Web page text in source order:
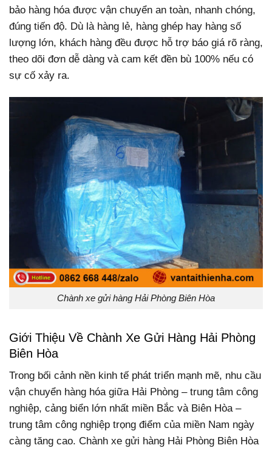
bảo hàng hóa được vận chuyển an toàn, nhanh chóng,
đúng tiến độ. Dù là hàng lẻ, hàng ghép hay hàng số
lượng lớn, khách hàng đều được hỗ trợ báo giá rõ ràng,
theo dõi đơn dễ dàng và cam kết đền bù 100% nếu có
sự cố xảy ra.
Chành xe gửi hàng Hải Phòng Biên Hòa
Giới Thiệu Về Chành Xe Gửi Hàng Hải Phòng
Biên Hòa
Trong bối cảnh nền kinh tế phát triển mạnh mẽ, nhu cầu
vận chuyển hàng hóa giữa Hải Phòng – trung tâm công
nghiệp, cảng biển lớn nhất miền Bắc và Biên Hòa –
trung tâm công nghiệp trọng điểm của miền Nam ngày
càng tăng cao. Chành xe gửi hàng Hải Phòng Biên Hòa